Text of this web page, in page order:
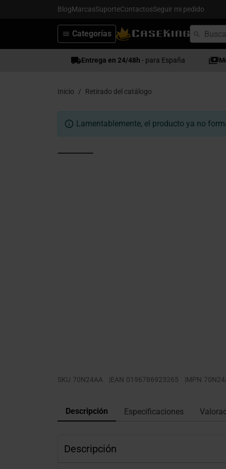
BlogMarcasSuporteContactosSeguir mi pedido
Categorías
Entrega en 24/48h - para España
Inicio Retirado del catálogo
Lamentablemente, el producto ya no
SKU 70N24AA |EAN 0196786923265 |MPN
Descripción Especificaciones
Descripción